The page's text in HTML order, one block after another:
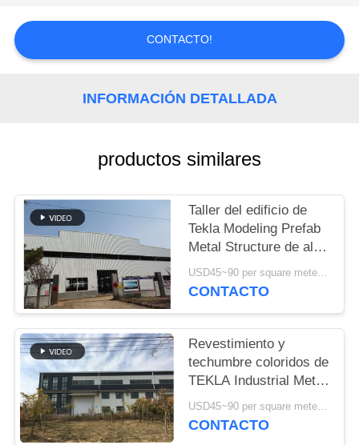
CALIDAD
CONTACTA
NOTICIAS
CASOS
MAPA
DEL
SITIO
POLÍTICA
DE
PRIVACIDAD
CONTACTO!
INFORMACIÓN DETALLADA
productos similares
Taller del edificio de
Tekla Modeling Prefab
Metal Structure de alta
resistencia
USD45~90 per square meter MOQ:1000 metros cuadrados
CONTACTO
Revestimiento y
techumbre coloridos de
TEKLA Industrial Metal
Workshop Building
USD45~90 per square meter MOQ:1000 metros cuadrados
CONTACTO